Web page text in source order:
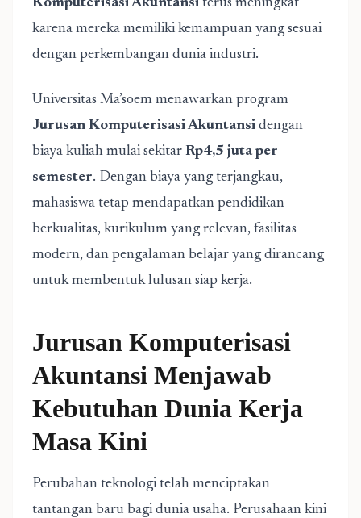
Komputerisasi Akuntansi terus meningkat
karena mereka memiliki kemampuan yang sesuai
dengan perkembangan dunia industri.
Universitas Ma’soem menawarkan program
Jurusan Komputerisasi Akuntansi dengan
biaya kuliah mulai sekitar Rp4,5 juta per
semester. Dengan biaya yang terjangkau,
mahasiswa tetap mendapatkan pendidikan
berkualitas, kurikulum yang relevan, fasilitas
modern, dan pengalaman belajar yang dirancang
untuk membentuk lulusan siap kerja.
Jurusan Komputerisasi
Akuntansi Menjawab
Kebutuhan Dunia Kerja
Masa Kini
Perubahan teknologi telah menciptakan
tantangan baru bagi dunia usaha. Perusahaan kini